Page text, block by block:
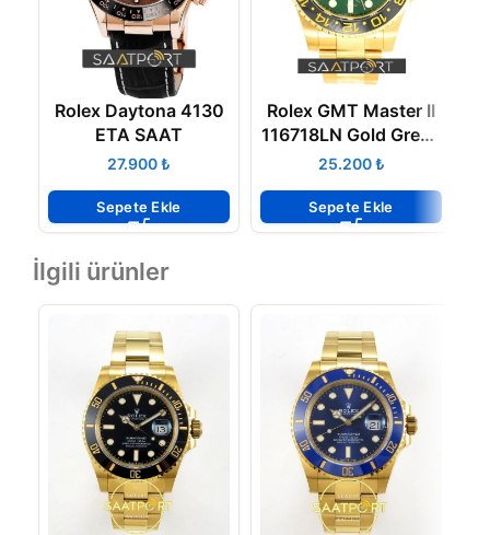
Rolex Daytona 4130
ETA SAAT
₺
Sepete Ekle
Rolex GMT Master II
116718LN Gold Green
ETA 3186 ETA
₺
Sepete Ekle
İlgili ürünler